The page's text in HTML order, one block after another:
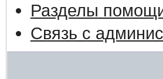
Разделы
Связь с